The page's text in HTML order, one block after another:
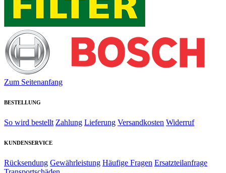
Zum Seitenanfang
BESTELLUNG
So wird bestellt Zahlung Lieferung Versandkosten Widerruf
KUNDENSERVICE
Rücksendung Gewährleistung Häufige Fragen Ersatzteilanfrage